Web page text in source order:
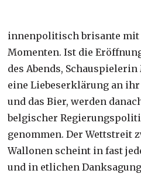
innenpolitisch brisante mit
Momenten. Ist die
des Abends,
eine Liebeserklärung an
und das Bier, werden
belgischer
genommen. Der Wettstreit
Wallonen scheint in fast
und in etlichen